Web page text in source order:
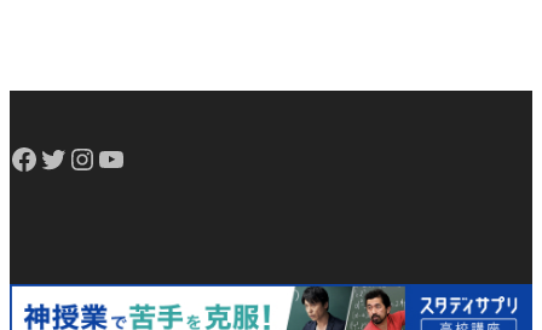
Facebook Twitter Instagram YouTube